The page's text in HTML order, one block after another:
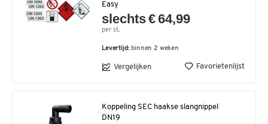
Easy
slechts € 64,99
per st.
Levertijd: binnen 2 weken
Vergelijken Favorietenlijst
Koppeling SEC haakse slangnippel
DN19